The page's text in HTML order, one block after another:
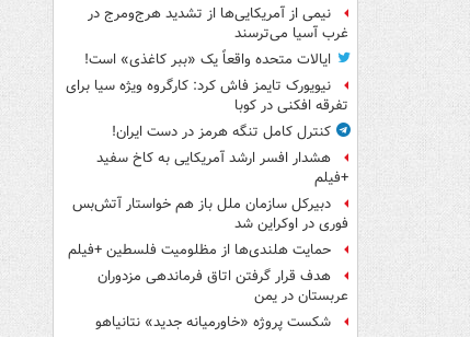
نیمی از آمریکایی‌ها از تشدید هرج‌ومرج در
غرب آسیا می‌ترسند
ایالات متحده واقعاً یک «ببر کاغذی» است!
نیویورک تایمز فاش کرد: کارگروه ویژه سیا برای
تفرقه افکنی در کوبا
کنترل کامل تنگه هرمز در دست ایران!
هشدار افسر ارشد آمریکایی به کاخ سفید
+فیلم
دبیرکل سازمان ملل باز هم خواستار آتش‌بس
فوری در اوکراین شد
حمایت هلندی‌ها از مظلومیت فلسطین +فیلم
هدف قرار گرفتن اتاق‌ فرماندهی مزدوران
عربستان در یمن
شکست پروژه «خاورمیانه جدید» نتانیاهو